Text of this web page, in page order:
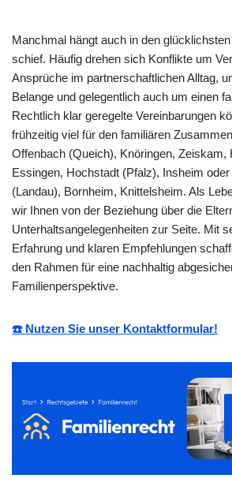
Manchmal hängt auch in den
schief. Häufig drehen sich Konflikte um
Ansprüche im partnerschaftlichen Alltag,
Belange und gelegentlich auch um einen
Rechtlich klar geregelte Vereinbarungen
frühzeitig viel für den familiären
Offenbach (Queich), Knöringen, Zeiskam,
Essingen, Hochstadt (Pfalz), Insheim
(Landau), Bornheim, Knittelsheim. Als
wir Ihnen von der Beziehung über die
Unterhaltsangelegenheiten zur Seite. Mit
Erfahrung und klaren Empfehlungen
den Rahmen für eine nachhaltig
Familienperspektive.
☎️ Nutzen Sie unser Kontaktformular!